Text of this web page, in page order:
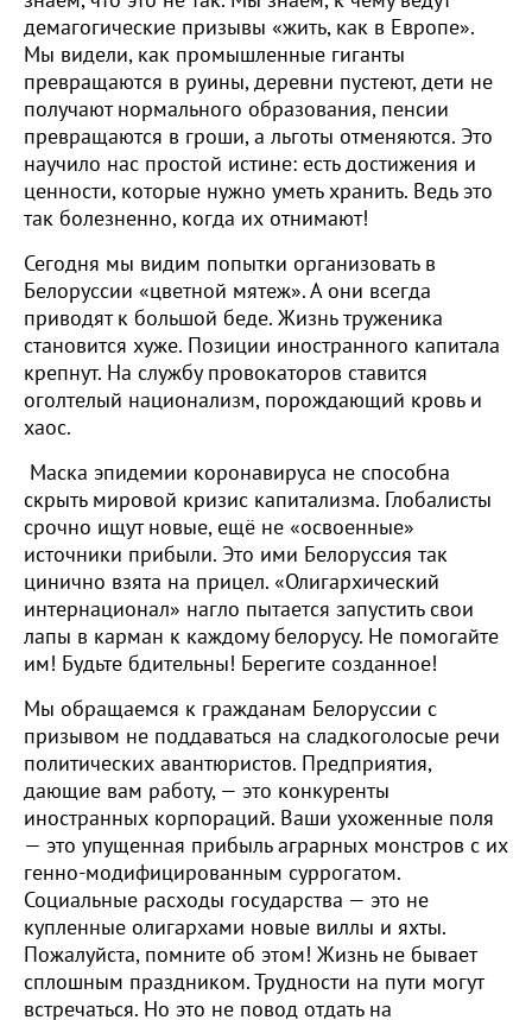
демагогические призывы «жить, как в Европе».
Мы видели, как промышленные гиганты
превращаются в руины, деревни пустеют, дети не
получают нормального образования, пенсии
превращаются в гроши, а льготы отменяются. Это
научило нас простой истине: есть достижения и
ценности, которые нужно уметь хранить. Ведь это
так болезненно, когда их отнимают!
Сегодня мы видим попытки организовать в
Белоруссии «цветной мятеж». А они всегда
приводят к большой беде. Жизнь труженика
становится хуже. Позиции иностранного капитала
крепнут. На службу провокаторов ставится
оголтелый национализм, порождающий кровь и
хаос.
Маска эпидемии коронавируса не способна
скрыть мировой кризис капитализма. Глобалисты
срочно ищут новые, ещё не «освоенные»
источники прибыли. Это ими Белоруссия так
цинично взята на прицел. «Олигархический
интернационал» нагло пытается запустить свои
лапы в карман к каждому белорусу. Не помогайте
им! Будьте бдительны! Берегите созданное!
Мы обращаемся к гражданам Белоруссии с
призывом не поддаваться на сладкоголосые речи
политических авантюристов. Предприятия,
дающие вам работу, — это конкуренты
иностранных корпораций. Ваши ухоженные поля
— это упущенная прибыль аграрных монстров с их
генно-модифицированным суррогатом.
Социальные расходы государства — это не
купленные олигархами новые виллы и яхты.
Пожалуйста, помните об этом! Жизнь не бывает
сплошным праздником. Трудности на пути могут
встречаться. Но это не повод отдать на